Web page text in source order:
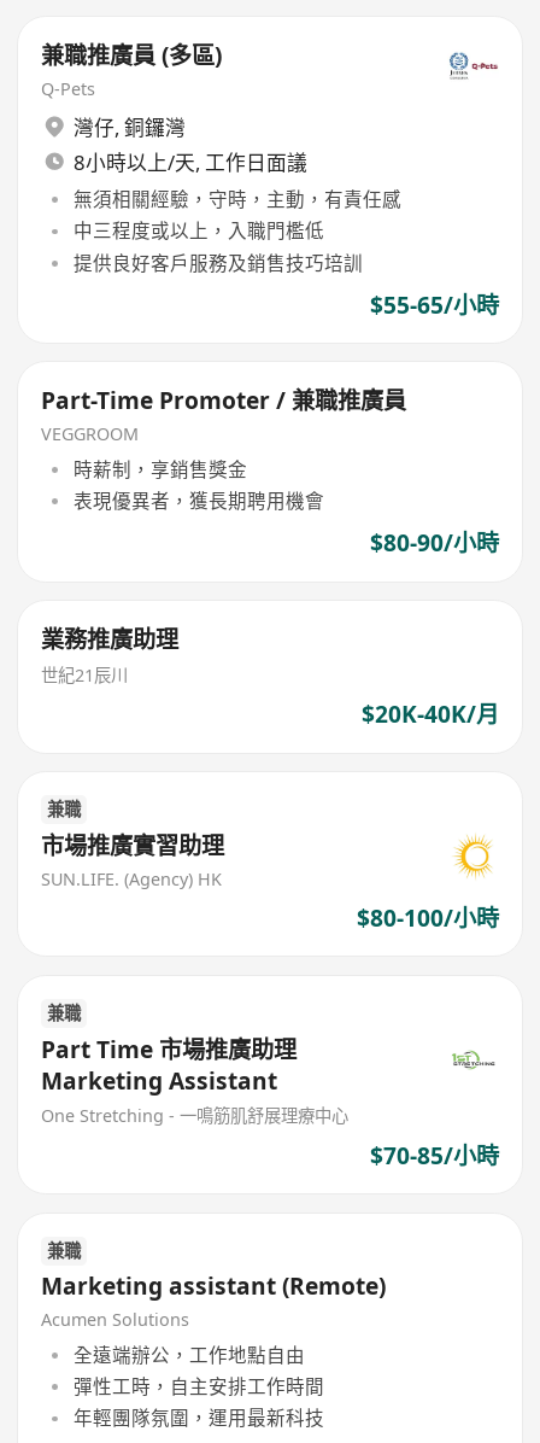
兼職推廣員 (多區)
Q-Pets
灣仔, 銅鑼灣
8小時以上/天, 工作日面議
無須相關經驗，守時，主動，有責任感
中三程度或以上，入職門檻低
提供良好客戶服務及銷售技巧培訓
$55-65/小時
Part-Time Promoter / 兼職推廣員
VEGGROOM
時薪制，享銷售獎金
表現優異者，獲長期聘用機會
$80-90/小時
業務推廣助理
世紀21辰川
$20K-40K/月
兼職
市場推廣實習助理
SUN.LIFE. (Agency) HK
$80-100/小時
兼職
Part Time 市場推廣助理
Marketing Assistant
One Stretching - 一鳴筋肌舒展理療中心
$70-85/小時
兼職
Marketing assistant (Remote)
Acumen Solutions
全遠端辦公，工作地點自由
彈性工時，自主安排工作時間
年輕團隊氛圍，運用最新科技